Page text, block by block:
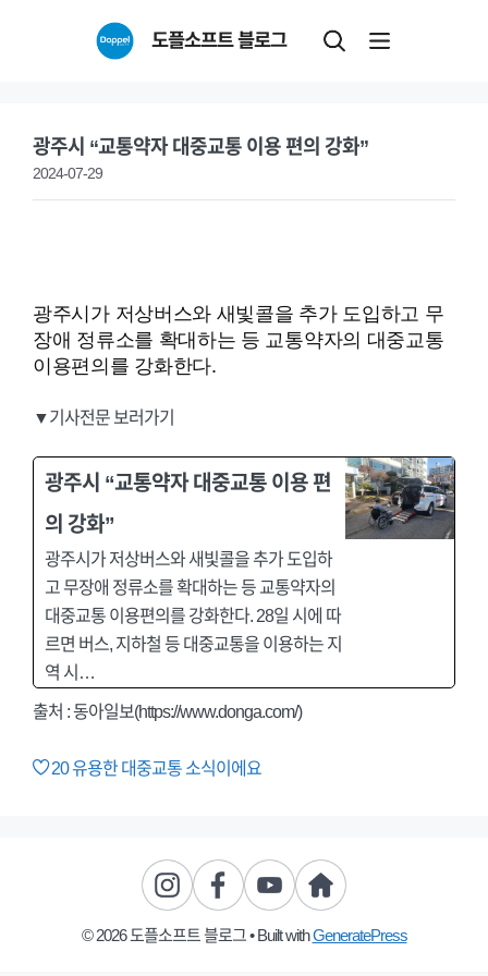
도플소프트 블로그
광주시 “교통약자 대중교통 이용 편의 강화”
2024-07-29
광주시가 저상버스와 새빛콜을 추가 도입하고 무
장애 정류소를 확대하는 등 교통약자의 대중교통
이용편의를 강화한다.
▼기사전문 보러가기
광주시 “교통약자 대중교통 이용 편
의 강화”
광주시가 저상버스와 새빛콜을 추가 도입하
고 무장애 정류소를 확대하는 등 교통약자의
대중교통 이용편의를 강화한다. 28일 시에 따
르면 버스, 지하철 등 대중교통을 이용하는 지
역 시…
출처 : 동아일보(https://www.donga.com/)
20유용한 대중교통 소식이에요
© 2026 도플소프트 블로그• Built withGeneratePress